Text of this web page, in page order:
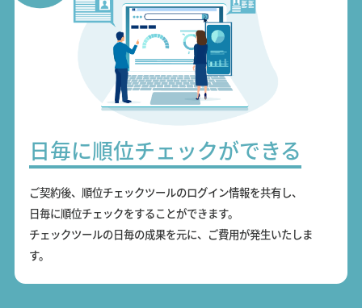
日毎に順位チェックができる
ご契約後、順位チェックツールのログイン情報を共有し、
日毎に順位チェックをすることができます。
チェックツールの日毎の成果を元に、ご費用が発生いたしま
す。